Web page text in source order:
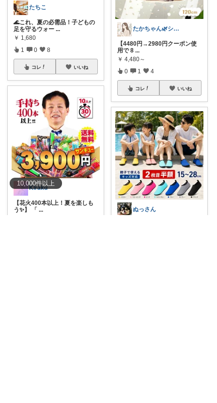
10,000件以上
たちこ
🌊これ、夏の必需品！子どもの
足を守るウォー ...
￥ 1,680
1 0 8
コレ いいね
Kiraku
【花火400本以上！夏を楽しも
う✨】 「 ...
たかちゃん🌿シンプルで心地よい暮らし
【4480円→2980円クーポン使
用で 8 ...
￥ 4,480～
0 1 4
コレ いいね
ぬっさん